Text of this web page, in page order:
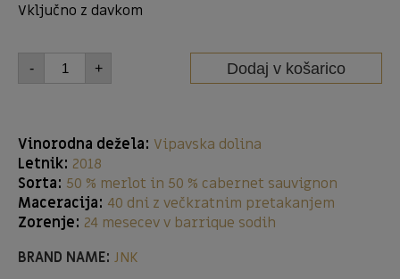
Vključno z davkom
- + Dodaj v košarico
Vinorodna dežela: Vipavska dolina
Letnik: 2018
Sorta: 50 % merlot in 50 % cabernet sauvignon
Maceracija: 40 dni z večkratnim pretakanjem
Zorenje: 24 mesecev v barrique sodih
BRAND NAME: JNK